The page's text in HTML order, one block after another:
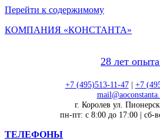
Перейти к содержимому
КОМПАНИЯ «КОНСТАНТА»
28 лет
+7 (495)513-11-47| +7
г. Королев ул.
пн-пт: с 8:00 до 17:00 | сб-
ТЕЛЕФОНЫ